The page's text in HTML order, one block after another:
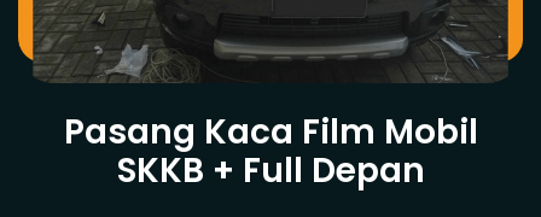
Pasang Kaca Film Mobil
SKKB + Full Depan